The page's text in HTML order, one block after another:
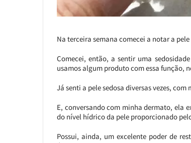
Na terceira semana comecei a notar a
Comecei, então, a sentir uma
usamos algum produto com essa função,
Já senti a pele sedosa diversas vezes,
E, conversando com minha dermato, ela
do nível hídrico da pele proporcionado
Possui, ainda, um excelente poder de